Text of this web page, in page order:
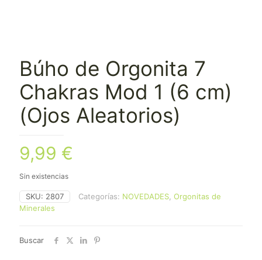
Búho de Orgonita 7
Chakras Mod 1 (6 cm)
(Ojos Aleatorios)
9,99 €
Sin existencias
SKU: 2807 Categorías: NOVEDADES Orgonitas de
Minerales
Buscar